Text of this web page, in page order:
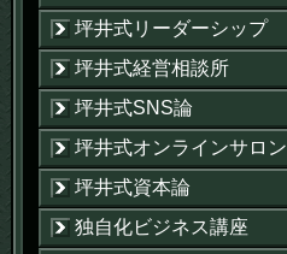
坪井式リーダーシップ
坪井式経営相談所
坪井式SNS論
坪井式オンラインサロン
坪井式資本論
独自化ビジネス講座